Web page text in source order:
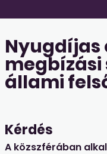
megbízási
állami
Kérdés
A közszférában